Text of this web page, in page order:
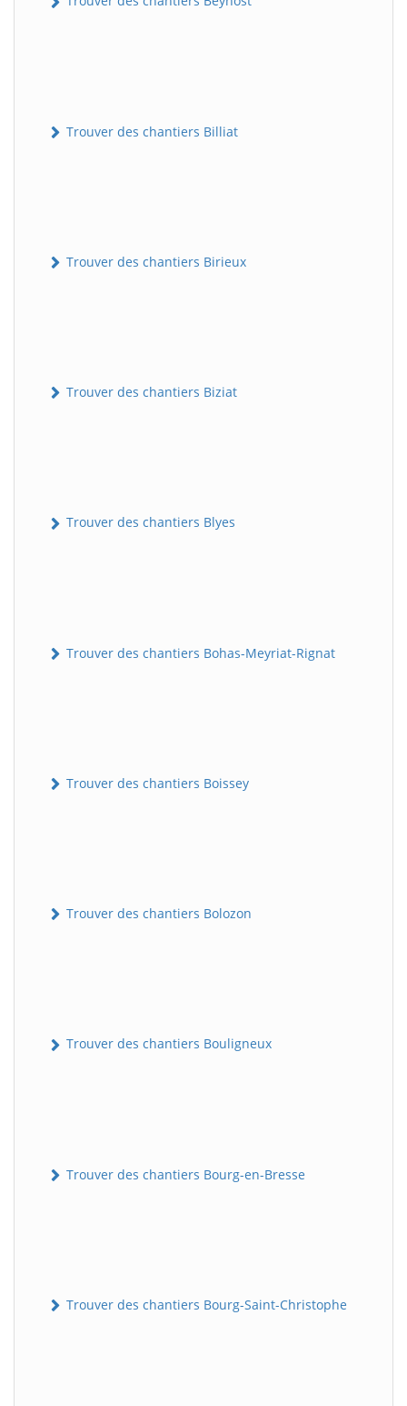
Trouver des chantiers Billiat
Trouver des chantiers Birieux
Trouver des chantiers Biziat
Trouver des chantiers Blyes
Trouver des chantiers Bohas-Meyriat-Rignat
Trouver des chantiers Boissey
Trouver des chantiers Bolozon
Trouver des chantiers Bouligneux
Trouver des chantiers Bourg-en-Bresse
Trouver des chantiers Bourg-Saint-Christophe